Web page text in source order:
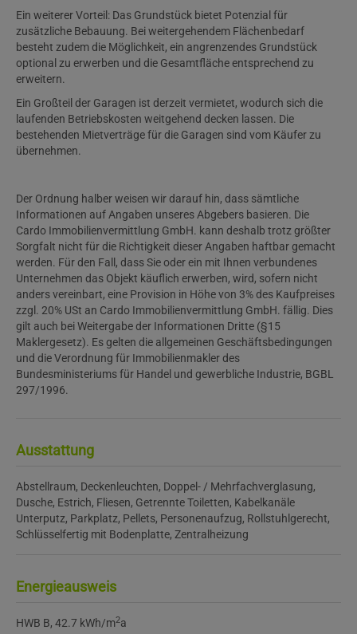
Ein weiterer Vorteil: Das Grundstück bietet Potenzial für
zusätzliche Bebauung. Bei weitergehendem Flächenbedarf
besteht zudem die Möglichkeit, ein angrenzendes Grundstück
optional zu erwerben und die Gesamtfläche entsprechend zu
erweitern.
Ein Großteil der Garagen ist derzeit vermietet, wodurch sich die
laufenden Betriebskosten weitgehend decken lassen. Die
bestehenden Mietverträge für die Garagen sind vom Käufer zu
übernehmen.
Der Ordnung halber weisen wir darauf hin, dass sämtliche
Informationen auf Angaben unseres Abgebers basieren. Die
Cardo Immobilienvermittlung GmbH. kann deshalb trotz größter
Sorgfalt nicht für die Richtigkeit dieser Angaben haftbar gemacht
werden. Für den Fall, dass Sie oder ein mit Ihnen verbundenes
Unternehmen das Objekt käuflich erwerben, wird, sofern nicht
anders vereinbart, eine Provision in Höhe von 3% des Kaufpreises
zzgl. 20% USt an Cardo Immobilienvermittlung GmbH. fällig. Dies
gilt auch bei Weitergabe der Informationen Dritte (§15
Maklergesetz). Es gelten die allgemeinen Geschäftsbedingungen
und die Verordnung für Immobilienmakler des
Bundesministeriums für Handel und gewerbliche Industrie, BGBL
297/1996.
Ausstattung
Abstellraum Deckenleuchten Doppel- / Mehrfachverglasung
Dusche Estrich Fliesen Getrennte Toiletten Kabelkanäle
Unterputz Parkplatz Pellets Personenaufzug Rollstuhlgerecht
Schlüsselfertig mit Bodenplatte Zentralheizung
Energieausweis
HWB B, 42.7 kWh/m2a